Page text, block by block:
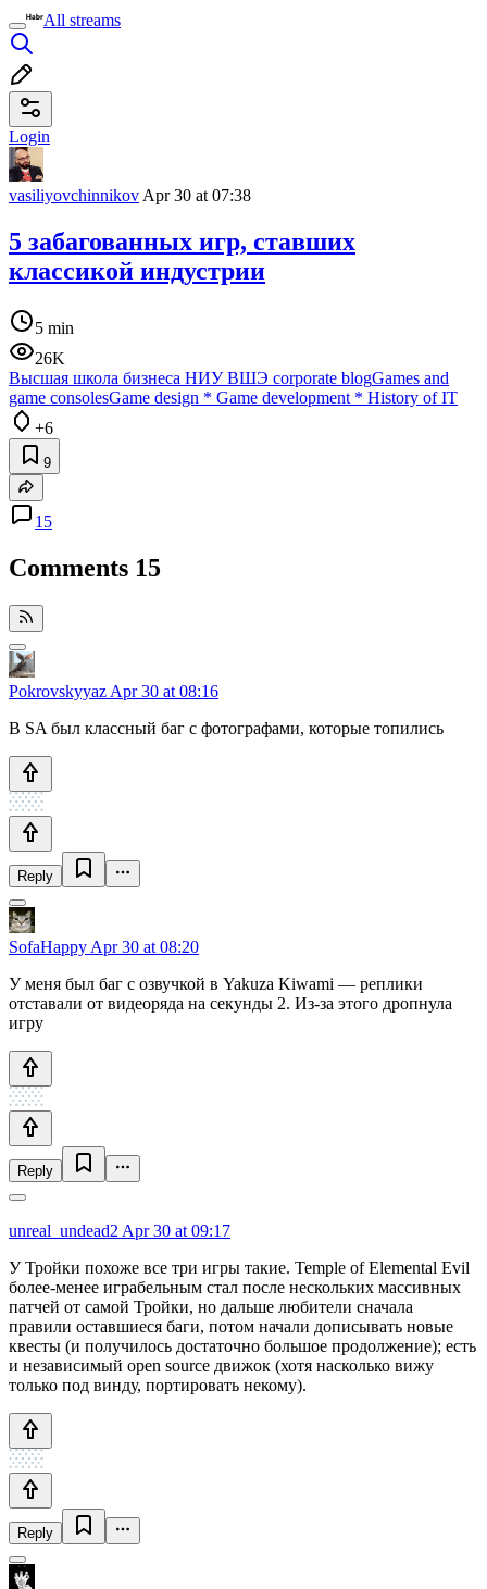
All streams
Login
vasiliyovchinnikov Apr 30 at 07:38
5 забагованных игр, ставших
классикой индустрии
5 min
26K
Высшая школа бизнеса НИУ ВШЭ corporate blogGames and
game consolesGame design * Game development * History of IT
+6
9
15
Comments 15
Pokrovskyyaz Apr 30 at 08:16
В SA был классный баг с фотографами, которые топились
Reply
SofaHappy Apr 30 at 08:20
У меня был баг с озвучкой в Yakuza Kiwami — реплики
отставали от видеоряда на секунды 2. Из-за этого дропнула
игру
Reply
unreal_undead2 Apr 30 at 09:17
У Тройки похоже все три игры такие. Temple of Elemental Evil
более-менее играбельным стал после нескольких массивных
патчей от самой Тройки, но дальше любители сначала
правили оставшиеся баги, потом начали дописывать новые
квесты (и получилось достаточно большое продолжение); есть
и независимый open source движок (хотя насколько вижу
только под винду, портировать некому).
Reply